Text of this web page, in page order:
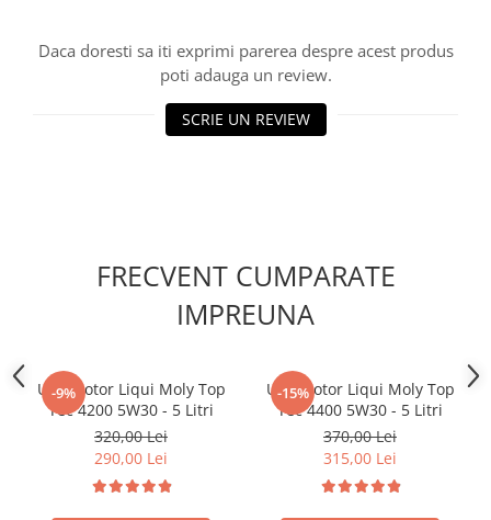
Filtre uscator
Senzori uzura placute
Electrice
Bujii incandescente
Distributie
Kit distributie
Daca doresti sa iti exprimi parerea despre acest produs
poti adauga un review.
SCRIE UN REVIEW
FRECVENT CUMPARATE
IMPREUNA
-9%
Ulei motor Liqui Moly Top
Tec 4200 5W30 - 5 Litri
320,00 Lei
290,00 Lei
-15%
Ulei motor Liqui Moly Top
Tec 4400 5W30 - 5 Litri
370,00 Lei
315,00 Lei